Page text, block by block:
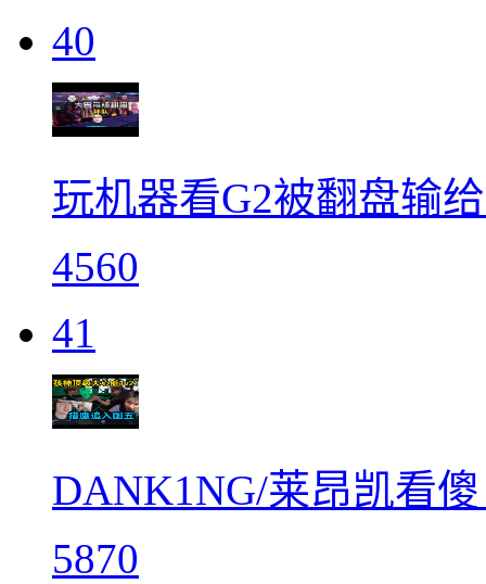
40
玩机器看G2被翻盘输
4560
41
DANK1NG/莱昂凯看
5870